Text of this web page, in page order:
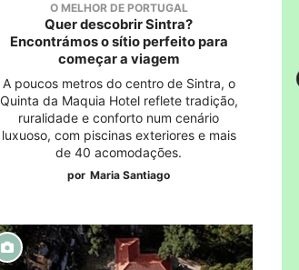
O MELHOR DE PORTUGAL
Quer descobrir Sintra?
Encontrámos o sítio perfeito para
começar a viagem
A poucos metros do centro de Sintra, o
Quinta da Maquia Hotel reflete tradição,
ruralidade e conforto num cenário
luxuoso, com piscinas exteriores e mais
de 40 acomodações.
por Maria Santiago